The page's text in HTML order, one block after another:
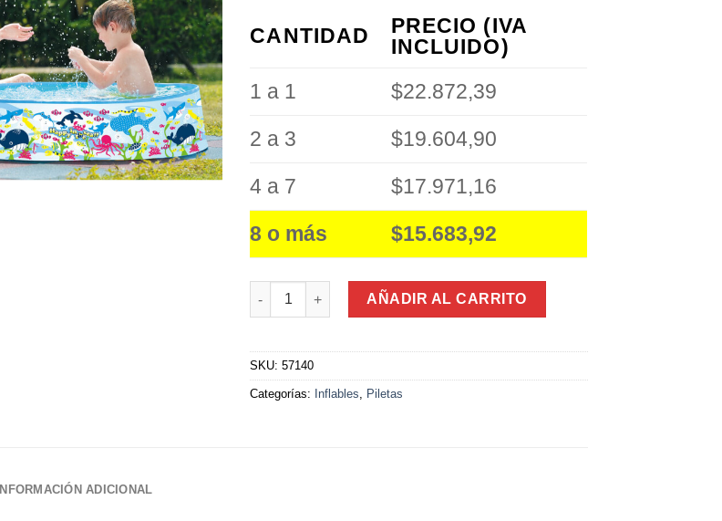
favoritos
CANTIDAD
PRECIO (IVA
INCLUIDO)
1 a 1
$22.872,39
2 a 3 $19.604,90
4 a 7 $17.971,16
8 o más $15.683,92
Pileta Rígida Redonda 120Cm cantidad
AÑADIR AL CARRITO
SKU:57140
Categorías: Inflables, Piletas
INFORMACIÓN ADICIONAL